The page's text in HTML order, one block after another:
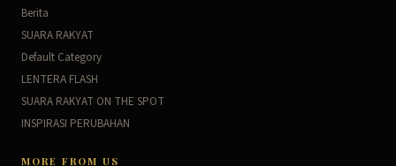
Berita
SUARA RAKYAT
Default Category
LENTERA FLASH
SUARA RAKYAT ON THE SPOT
INSPIRASI PERUBAHAN
MORE FROM US